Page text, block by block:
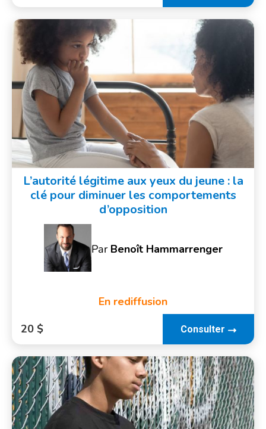
L’autorité légitime aux yeux du jeune : la
clé pour diminuer les comportements
d’opposition
Par Benoît Hammarrenger
En rediffusion
20 $
Consulter